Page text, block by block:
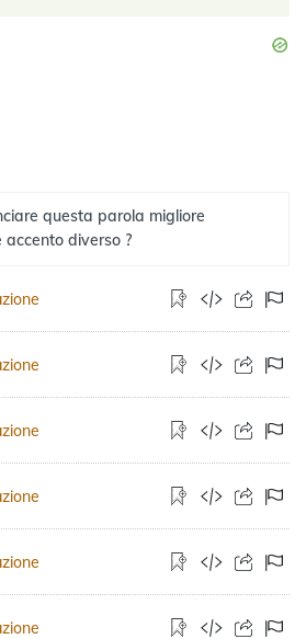
questa parola migliore
accento diverso ?